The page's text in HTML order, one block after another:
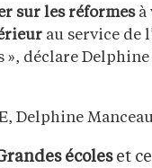
sur les réformes à
au service de
déclare
Delphine
écoles et